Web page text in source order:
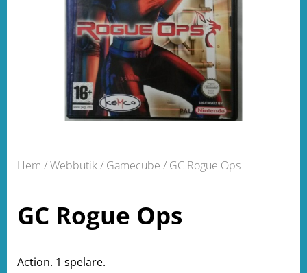
Hem /Webbutik/ Gamecube / GC Rogue Ops
GC Rogue Ops
Action. 1 spelare.